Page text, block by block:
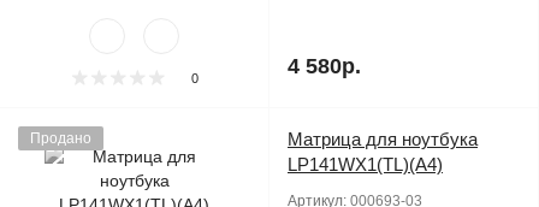
0 4 580р.
Продано
Матрица для ноутбука
LP141WX1(TL)(A4)
Артикул: 000693-03